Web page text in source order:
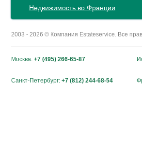
Недвижимость во Франции
2003 - 2026 © Компания Estateservice. Все
Москва: +7 (495) 266-65-87
Санкт-Петербург: +7 (812) 244-68-54